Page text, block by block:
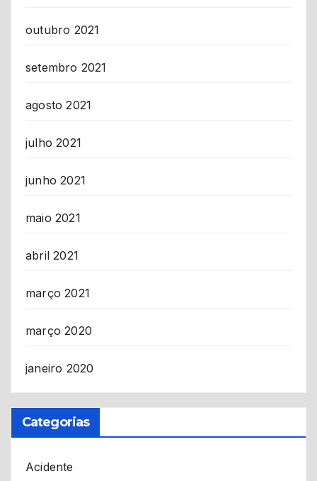
outubro 2021
setembro 2021
agosto 2021
julho 2021
junho 2021
maio 2021
abril 2021
março 2021
março 2020
janeiro 2020
Categorias
Acidente